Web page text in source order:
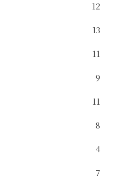
12
13
11
9
11
8
4
7